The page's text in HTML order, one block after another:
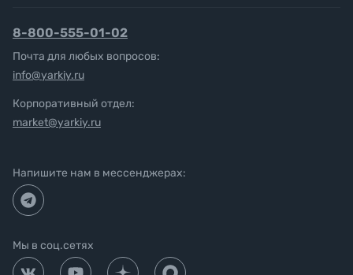
8-800-555-01-02
Почта для любых вопросов:
info@yarkiy.ru
Корпоративный отдел:
market@yarkiy.ru
Напишите нам в мессенджерах:
Мы в соц.сетях